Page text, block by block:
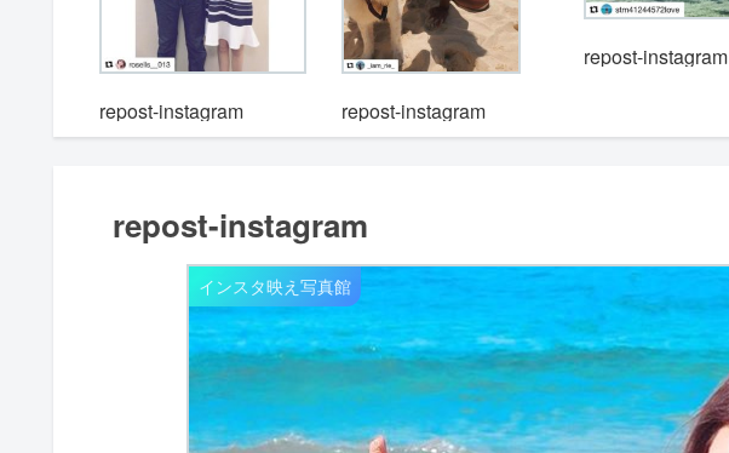
repost-instagram repost-instagram
repost-instagram
repost-instagram
インスタ映え写真館